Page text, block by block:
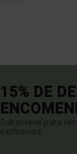
15% DE
Subscreve para
exclusivas.